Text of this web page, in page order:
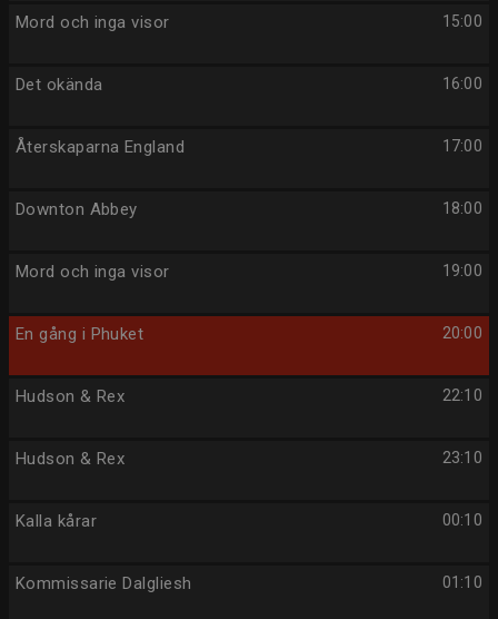
15:00
Mord och inga visor
16:00
Det okända
17:00
Återskaparna England
18:00
Downton Abbey
19:00
Mord och inga visor
20:00
En gång i Phuket
22:10
Hudson & Rex
23:10
Hudson & Rex
00:10
Kalla kårar
01:10
Kommissarie Dalgliesh